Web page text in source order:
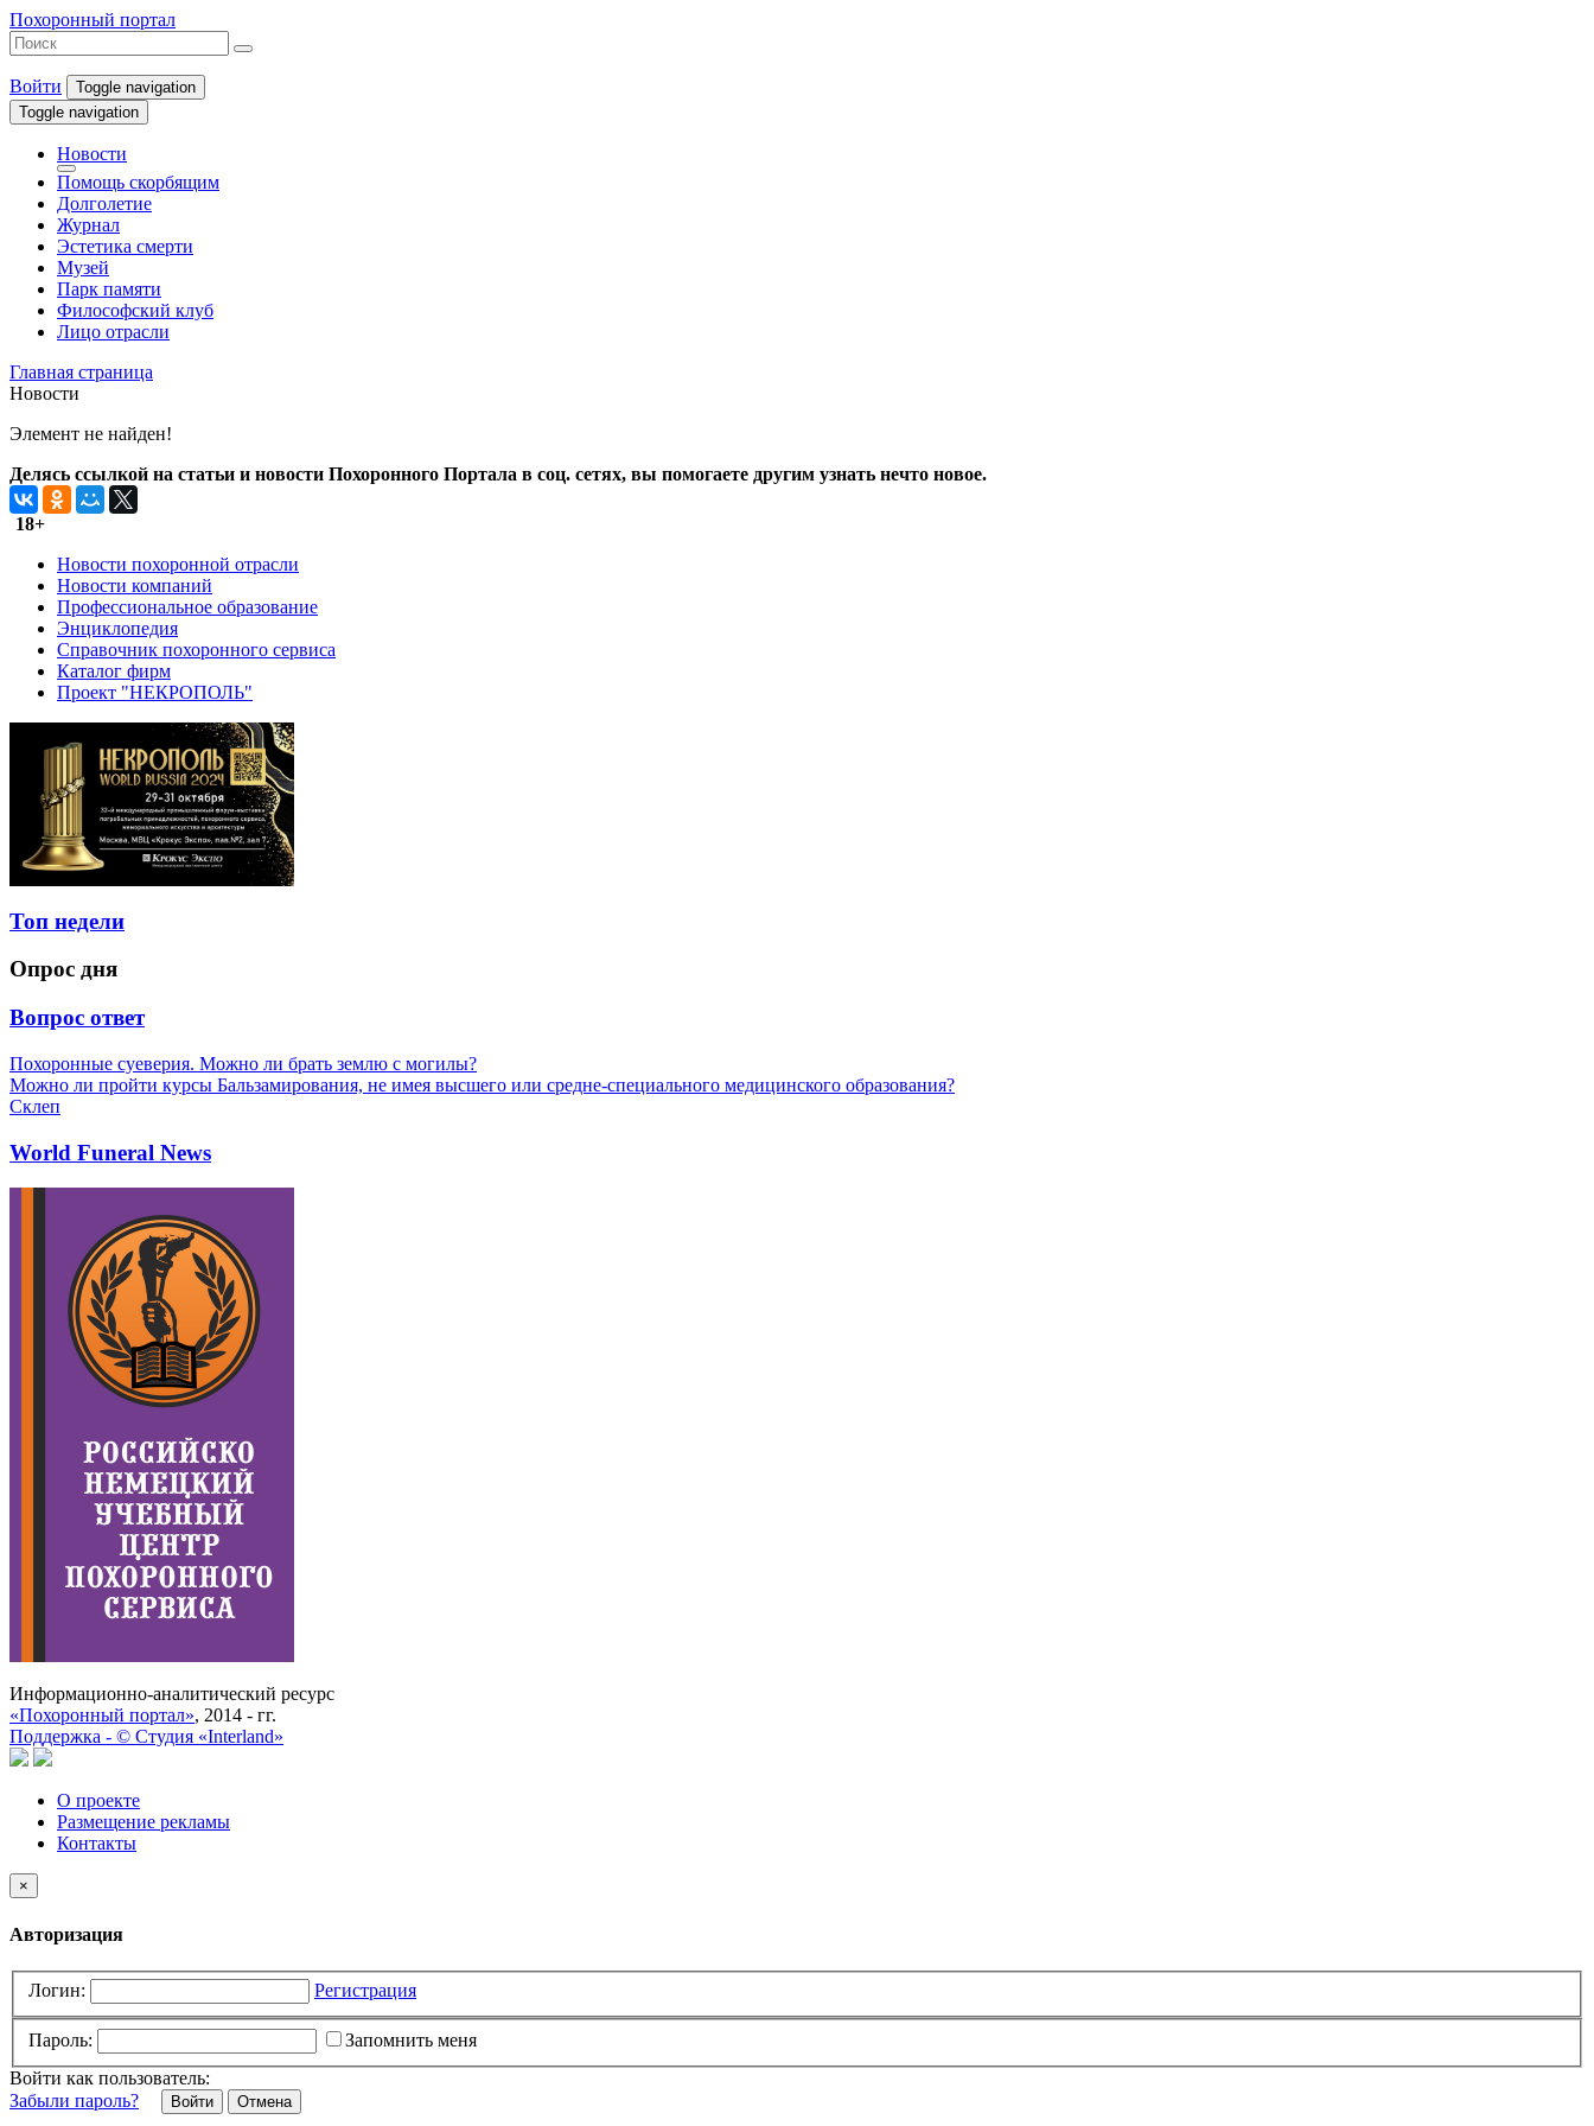
Похоронный портал
Войти
Toggle navigation
Toggle navigation
Новости
Помощь скорбящим
Долголетие
Журнал
Эстетика смерти
Музей
Парк памяти
Философский клуб
Лицо отрасли
Главная страница
Новости
Элемент не найден!
Делясь ссылкой на статьи и новости Похоронного Портала в соц. сетях, вы помогаете другим узнать нечто новое.
18+
Новости похоронной отрасли
Новости компаний
Профессиональное образование
Энциклопедия
Справочник похоронного сервиса
Каталог фирм
Проект "НЕКРОПОЛЬ"
Топ недели
Опрос дня
Вопрос ответ
Похоронные суеверия. Можно ли брать землю с могилы?
Можно ли пройти курсы Бальзамирования, не имея высшего или средне-специального медицинского образования?
Склеп
World Funeral News
Информационно-аналитический ресурс
«Похоронный портал», 2014 - гг.
Поддержка - © Cтудия «Interland»
О проекте
Размещение рекламы
Контакты
×
Авторизация
Логин: Регистрация
Пароль:
Запомнить меня
Войти как пользователь:
Забыли пароль?
Отмена